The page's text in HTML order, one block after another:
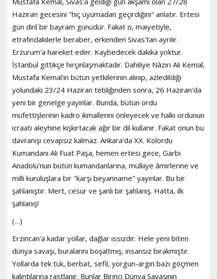
Haziran gecesini "hiç uyumadan geçirdiğini" anlatır. Ertesi
gün dinî bir bayram günüdür. Fakat o, maiyetiyle,
etrafındakilerle beraber, erkenden Sivas'tan ayrılır.
Erzurum'a hareket eder. Kaybedecek dakika yoktur.
İstanbul gittikçe hırçınlaşmaktadır. Dahiliye Nâzırı Ali Kemal,
Mustafa Kemal'in bütün yetkilerinin alınıp, azledildiği
yolundaki 23/24 Haziran tebliğinden sonra, 26 Haziran'da
yeni bir genelge yayınlar. Bunda, bütün ordu
müfettişlerinin kadro ikmallerini önleyecek ve halkı ordunun
icraatı aleyhine kışkırtacak ağır bir dil kullanır. Fakat onun bu
davranışı cevapsız kalmaz. Ankara'da XX. Kolordu
Kumandanı Ali Fuat Paşa, hemen ertesi gece, Garbi
Anadolu'nun bütün kumandanlarına, mülkiye âmirlerine ve
milli kuruluşlara bir "karşı beyanname" yayınlar. Bu bir
şahlanıştır. Mert, cesur ve şanlı bir şahlanış. Hatta, ilk
şahlanış!
(…)
Erzincan'a kadar yollar, dağlar ıssızdır. Hele yeni biten
dünya savaşı, buralarını boşaltmış, insansız bırakmıştır.
Yollarda tek tük, berbat, sefil, yorgun-argın bazı göçmen
kalıntılarına rastlanır. Bunlar Birinci Dünya Savaşının